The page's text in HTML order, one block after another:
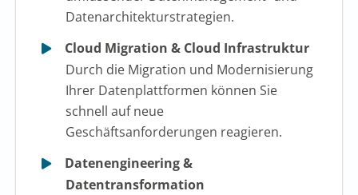
Datenarchitekturstrategien.
Cloud Migration & Cloud Infrastruktur
Durch die Migration und Modernisierung
Ihrer Datenplattformen können Sie
schnell auf neue
Geschäftsanforderungen reagieren.
Datenengineering &
Datentransformation